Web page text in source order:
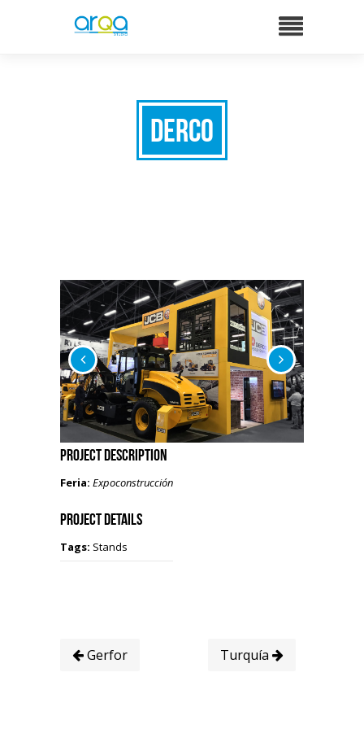
Derco
Project Description
Feria: Expoconstrucción
Project Details
Tags: Stands
Turquía
Gerfor